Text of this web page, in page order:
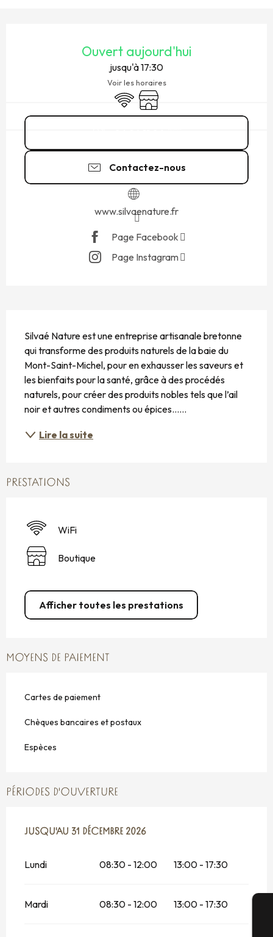
Ouvert aujourd'hui
jusqu'à 17:30
Voir les horaires
WiFi Boutique
Contactez-nous
www.silvaenature.fr
Page Facebook
Page Instagram
Silvaé Nature est une entreprise artisanale bretonne
qui transforme des produits naturels de la baie du
Mont-Saint-Michel, pour en exhausser les saveurs et
les bienfaits pour la santé, grâce à des procédés
naturels, pour créer des produits nobles tels que l’ail
noir et autres condiments ou épices…...
Lire la suite
PRESTATIONS
WiFi
Boutique
Afficher toutes les prestations
MOYENS DE PAIEMENT
Cartes de paiement
Chèques bancaires et postaux
Espèces
PÉRIODES D'OUVERTURE
DU2 JANVIER 2026AU31 DÉCEMBRE 2026
JUSQU'AU 31 DÉCEMBRE 2026
Lundi 08:30 - 12:00 13:00 - 17:30
Mardi 08:30 - 12:00 13:00 - 17:30